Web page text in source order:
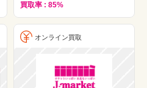
買取率 : 85%
オンライン買取